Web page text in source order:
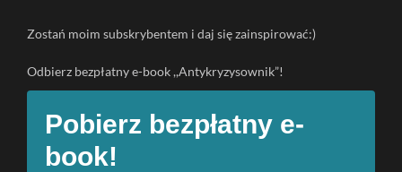
Zostań moim subskrybentem i daj się zainspirować:)
Odbierz bezpłatny e-book ,,Antykryzysownik”!
Pobierz bezpłatny e-
book!